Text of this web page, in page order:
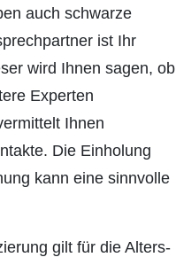
auch schwarze
ist Ihr
wird Ihnen sagen, ob
Experten
Ihnen
Die Einholung
kann eine sinnvolle
gilt für die Alters­